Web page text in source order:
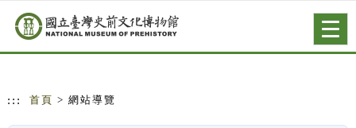
跳到主要內容
網站導覽
::: 首頁 > 網站導覽